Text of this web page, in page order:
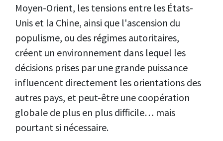
Moyen-Orient, les tensions entre les États-
Unis et la Chine, ainsi que l'ascension du
populisme, ou des régimes autoritaires,
créent un environnement dans lequel les
décisions prises par une grande puissance
influencent directement les orientations des
autres pays, et peut-être une coopération
globale de plus en plus difficile… mais
pourtant si nécessaire.